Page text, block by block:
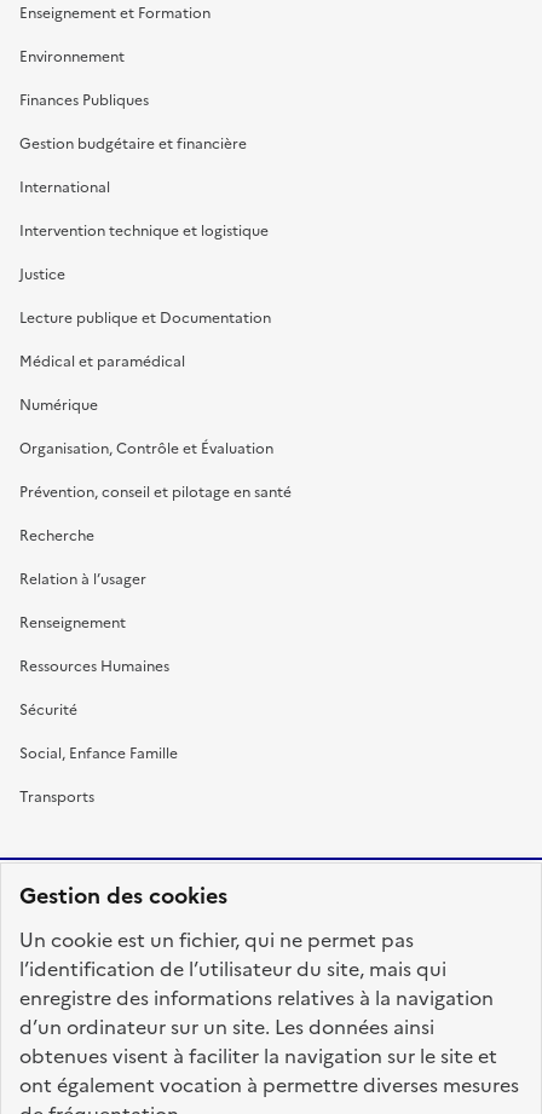
Gestion des cookies
Un cookie est un fichier, qui ne permet pas
l’identification de l’utilisateur du site, mais qui
enregistre des informations relatives à la navigation
d’un ordinateur sur un site. Les données ainsi
obtenues visent à faciliter la navigation sur le site et
ont également vocation à permettre diverses mesures
Enseignement et Formation
Environnement
Finances Publiques
Gestion budgétaire et financière
International
Intervention technique et logistique
Justice
Lecture publique et Documentation
Médical et paramédical
Numérique
Organisation, Contrôle et Évaluation
Prévention, conseil et pilotage en santé
Recherche
Relation à l’usager
Renseignement
Ressources Humaines
Sécurité
Social, Enfance Famille
Transports
FRANÇAISE
fonction-publique.gouv.fr
legifrance.gouv.fr